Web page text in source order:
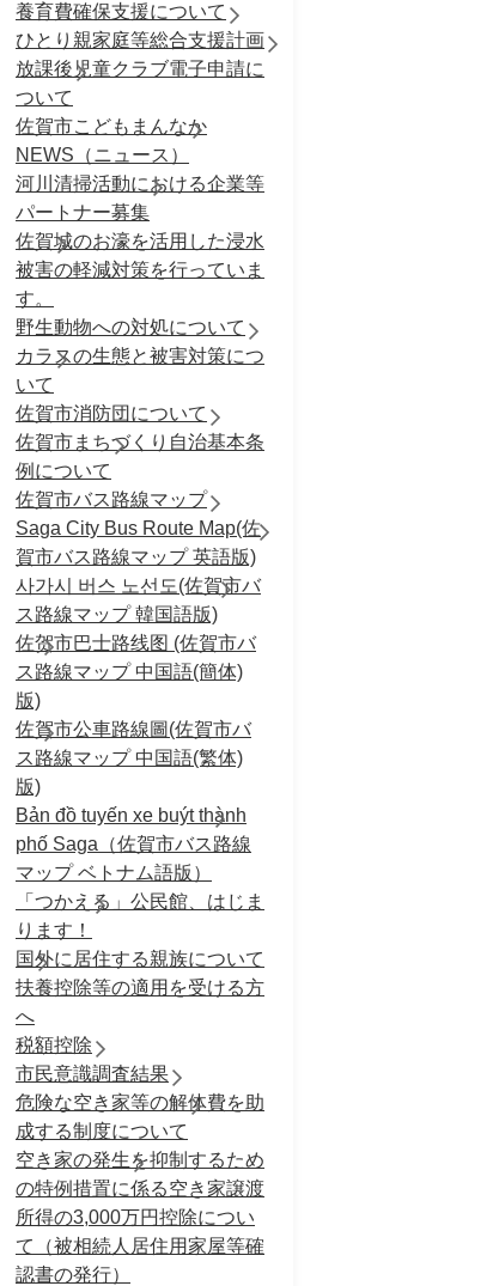
養育費確保支援について
ひとり親家庭等総合支援計画
放課後児童クラブ電子申請に
ついて
佐賀市こどもまんなか
NEWS（ニュース）
河川清掃活動における企業等
パートナー募集
佐賀城のお濠を活用した浸水
被害の軽減対策を行っていま
す。
野生動物への対処について
カラスの生態と被害対策につ
いて
佐賀市消防団について
佐賀市まちづくり自治基本条
例について
佐賀市バス路線マップ
Saga City Bus Route Map(佐
賀市バス路線マップ 英語版)
사가시 버스 노선도(佐賀市バ
ス路線マップ 韓国語版)
佐贺市巴士路线图 (佐賀市バ
ス路線マップ 中国語(簡体)
版)
佐賀市公車路線圖(佐賀市バ
ス路線マップ 中国語(繁体)
版)
Bản đồ tuyến xe buýt thành
phố Saga（佐賀市バス路線
マップ ベトナム語版）
「つかえる」公民館、はじま
ります！
国外に居住する親族について
扶養控除等の適用を受ける方
へ
税額控除
市民意識調査結果
危険な空き家等の解体費を助
成する制度について
空き家の発生を抑制するため
の特例措置に係る空き家譲渡
所得の3,000万円控除につい
て（被相続人居住用家屋等確
認書の発行）